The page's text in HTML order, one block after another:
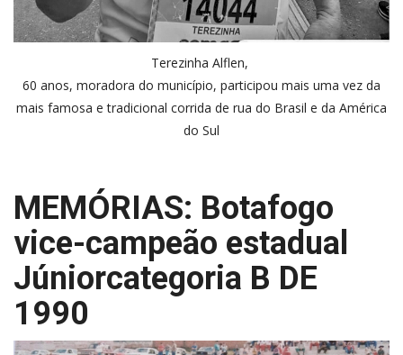
Terezinha Alflen,
60 anos, moradora do município, participou mais uma vez da
mais famosa e tradicional corrida de rua do Brasil e da América
do Sul
MEMÓRIAS: Botafogo
vice-campeão estadual
Júniorcategoria B DE
1990